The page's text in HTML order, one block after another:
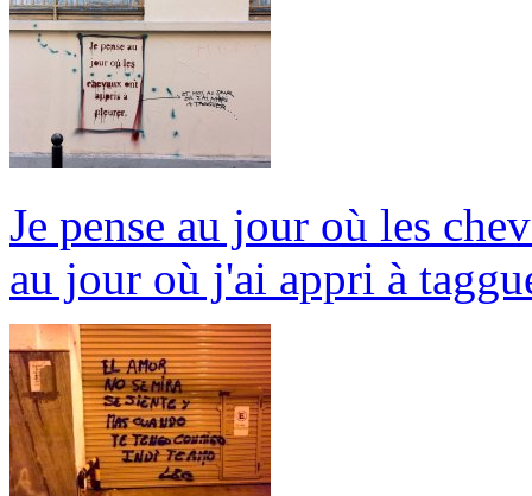
Je pense au jour où les
au jour où j'ai appri à